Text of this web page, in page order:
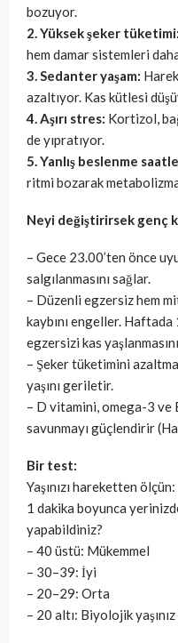
bozuyor.
2. Yüksek şeker tüketimi:
hem damar sistemleri daha
3. Sedanter yaşam:
azaltıyor. Kas kütlesi
4. Aşırı stres: Kortizol,
de yıpratıyor.
5. Yanlış beslenme
ritmi bozarak
Neyi değiştirirsek genç
– Gece 23.00’ten önce
salgılanmasını sağlar.
– Düzenli egzersiz hem
kaybını engeller.
egzersizi kas
– Şeker tüketimini
yaşını geriletir.
– D vitamini, omega-3 ve
savunmayı güçlendirir
Bir test:
Yaşınızı hareketten ölçün:
1 dakika boyunca
yapabildiniz?
– 40 üstü: Mükemmel
– 30–39: İyi
– 20–29: Orta
– 20 altı: Biyolojik